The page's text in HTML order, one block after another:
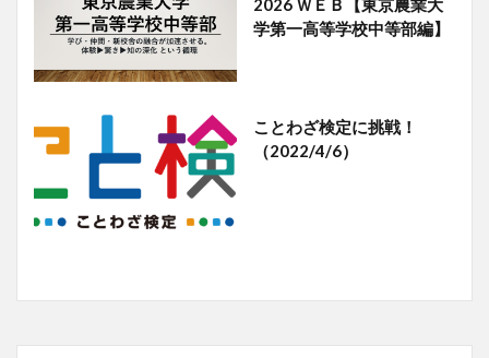
2026 ＷＥＢ【東京農業大
学第一高等学校中等部編】
ことわざ検定に挑戦！
（2022/4/6）